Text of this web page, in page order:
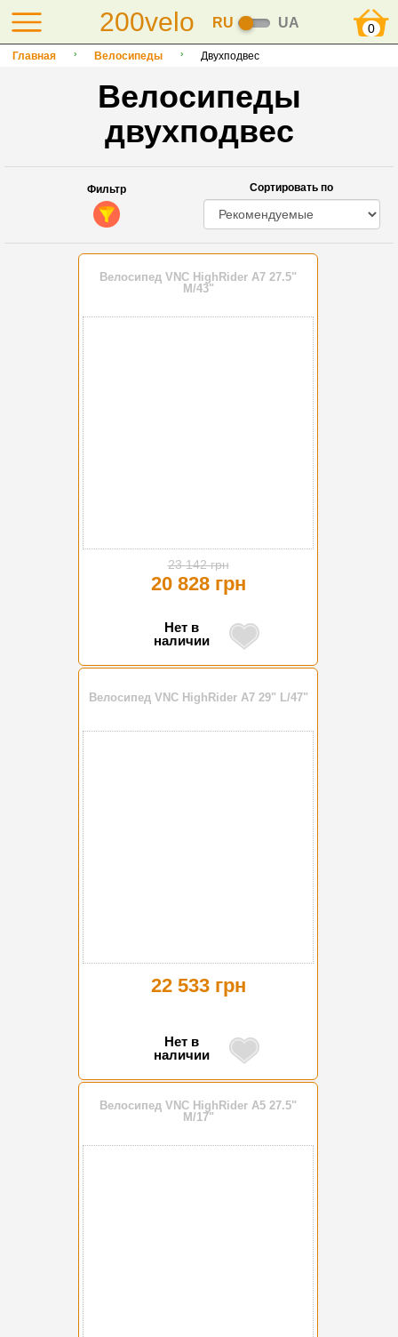
200velo RU UA 0
Главная Велосипеды Двухподвес
Велосипеды
двухподвес
Фильтр Сортировать по
Велосипед VNC HighRider A7 27.5"
М/43"
23 142 грн
20 828 грн
Нет в
наличии
Велосипед VNC HighRider A7 29" L/47"
22 533 грн
Нет в
наличии
Велосипед VNC HighRider A5 27.5"
M/17"